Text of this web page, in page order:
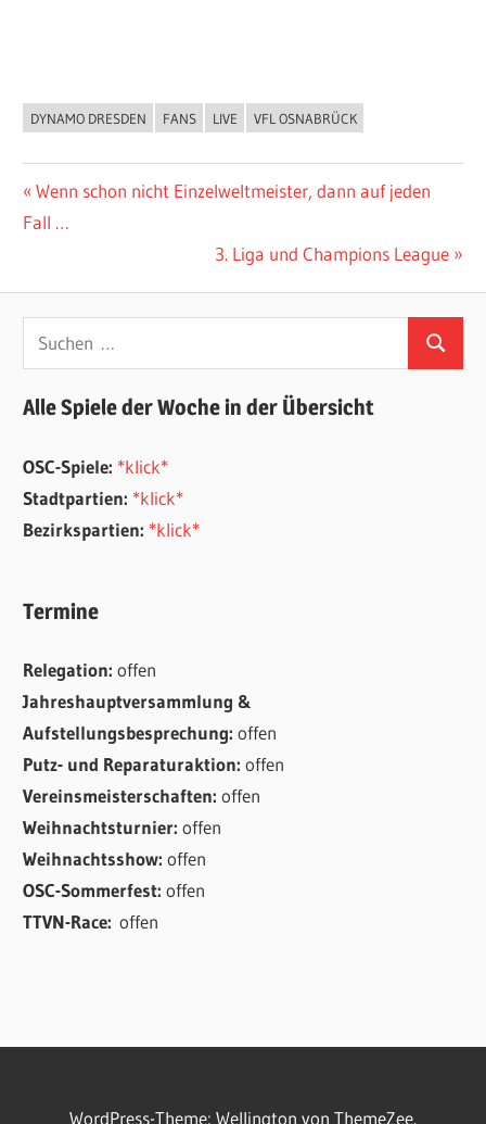
ALLGEMEIN
DYNAMO DRESDEN FANS LIVE VFL OSNABRÜCK
Beitragsnavigation
Vorheriger
Beitrag:
Wenn schon nicht Einzelweltmeister, dann auf jeden
Fall …
Nächster
3. Liga und Champions League
Suchen
nach:
Suchen
Alle Spiele der Woche in der Übersicht
OSC-Spiele: *klick*
Stadtpartien: *klick*
Bezirkspartien: *klick*
Termine
Relegation:offen
Jahreshauptversammlung &
Aufstellungsbesprechung:offen
Putz- und Reparaturaktion:offen
Vereinsmeisterschaften:offen
Weihnachtsturnier:offen
Weihnachtsshow:offen
OSC-Sommerfest:offen
TTVN-Race:offen
WordPress-Theme: Wellington von ThemeZee.